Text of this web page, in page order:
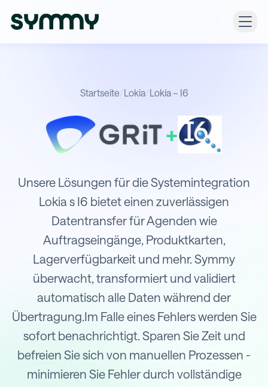
Startseite/Lokia/Lokia – I6
+
Integration von Lokia mit I6
Unsere Lösungen für die Systemintegration
Lokia s I6 bietet einen zuverlässigen
Datentransfer für Agenden wie
Auftragseingänge, Produktkarten,
Lagerverfügbarkeit und mehr. Symmy
überwacht, transformiert und validiert
automatisch alle Daten während der
Übertragung.Im Falle eines Fehlers werden Sie
sofort benachrichtigt. Sparen Sie Zeit und
befreien Sie sich von manuellen Prozessen -
minimieren Sie Fehler durch vollständige